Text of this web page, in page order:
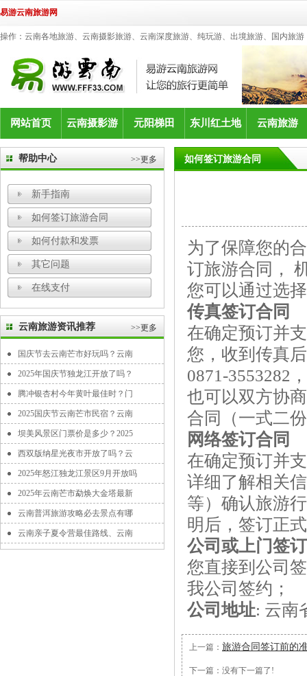
易游云南旅游网
操作：云南各地旅游、云南摄影旅游、云南深度旅游、纯玩游、出境旅游、国内旅
网站首页 云南摄影游 元阳梯田 东川红土地 云南旅游
帮助中心 >>更多
新手指南
如何签订旅游合同
如何付款和发票
其它问题
在线支付
云南旅游资讯推荐 >>更多
国庆节去云南芒市好玩吗？云南
2025年国庆节独龙江开放了吗？
腾冲银杏村今年黄叶最佳时？门
2025国庆节云南芒市民宿？云南
坝美风景区门票价是多少？2025
西双版纳星光夜市开放了吗？云
2025年怒江独龙江景区9月开放吗
2025年云南芒市勐焕大金塔最新
云南普洱旅游攻略必去景点有哪
云南亲子夏令营最佳路线、云南
如何签订旅游合同
为了保障您的
订旅游合同，
您可以通过选
传真签订合同
在确定预订并
您，收到传真
0871-3553282
也可以双方协
合同（一式二
网络签订合同
在确定预订并
详细了解相关
等）确认旅游
明后，签订正
公司或上门签
您直接到公司
我公司签约；
公司地址: 云南
上一篇： 旅游合同签订前的
下一篇：没有下一篇了!